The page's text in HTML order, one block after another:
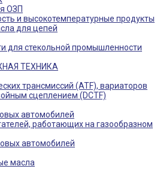
ОЗП
и высокотемпературные продукты
для цепей
для стекольной промышленности
ТЕХНИКА
трансмиссий (ATF), вариаторов
сцеплением (DCTF)
автомобилей
работающих на газообразном
автомобилей
масла